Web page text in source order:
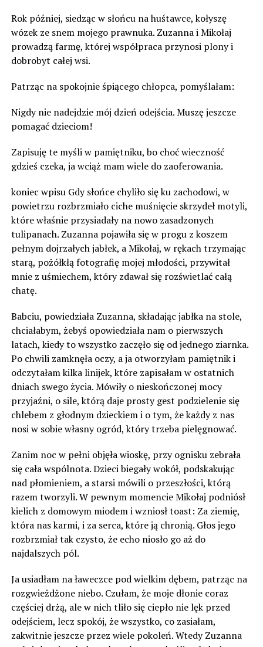
Rok później, siedząc w słońcu na huśtawce, kołyszę
wózek ze snem mojego prawnuka. Zuzanna i Mikołaj
prowadzą farmę, której współpraca przynosi plony i
dobrobyt całej wsi.
Patrząc na spokojnie śpiącego chłopca, pomyślałam:
Nigdy nie nadejdzie mój dzień odejścia. Muszę jeszcze
pomagać dzieciom!
Zapisuję te myśli w pamiętniku, bo choć wieczność
gdzieś czeka, ja wciąż mam wiele do zaoferowania.
koniec wpisu Gdy słońce chyliło się ku zachodowi, w
powietrzu rozbrzmiało ciche muśnięcie skrzydeł motyli,
które właśnie przysiadały na nowo zasadzonych
tulipanach. Zuzanna pojawiła się w progu z koszem
pełnym dojrzałych jabłek, a Mikołaj, w rękach trzymając
starą, pożółkłą fotografię mojej młodości, przywitał
mnie z uśmiechem, który zdawał się rozświetlać całą
chatę.
Babciu, powiedziała Zuzanna, składając jabłka na stole,
chciałabym, żebyś opowiedziała nam o pierwszych
latach, kiedy to wszystko zaczęło się od jednego ziarnka.
Po chwili zamknęła oczy, a ja otworzyłam pamiętnik i
odczytałam kilka linijek, które zapisałam w ostatnich
dniach swego życia. Mówiły o nieskończonej mocy
przyjaźni, o sile, którą daje prosty gest podzielenie się
chlebem z głodnym dzieckiem i o tym, że każdy z nas
nosi w sobie własny ogród, który trzeba pielęgnować.
Zanim noc w pełni objęła wioskę, przy ognisku zebrała
się cała wspólnota. Dzieci biegały wokół, podskakując
nad płomieniem, a starsi mówili o przeszłości, którą
razem tworzyli. W pewnym momencie Mikołaj podniósł
kielich z domowym miodem i wzniosł toast: Za ziemię,
która nas karmi, i za serca, które ją chronią. Głos jego
rozbrzmiał tak czysto, że echo niosło go aż do
najdalszych pól.
Ja usiadłam na ławeczce pod wielkim dębem, patrząc na
rozgwieżdżone niebo. Czułam, że moje dłonie coraz
częściej drżą, ale w nich tliło się ciepło nie lęk przed
odejściem, lecz spokój, że wszystko, co zasiałam,
zakwitnie jeszcze przez wiele pokoleń. Wtedy Zuzanna